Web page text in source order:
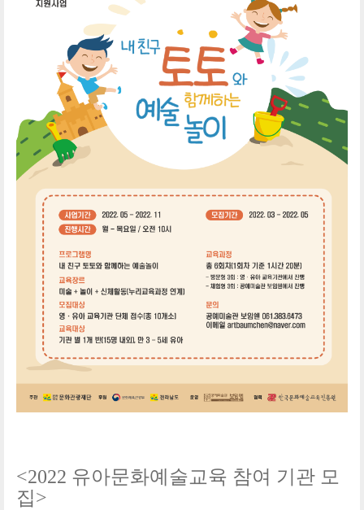
<2022 유아문화예술교육 참여 기관 모
집>